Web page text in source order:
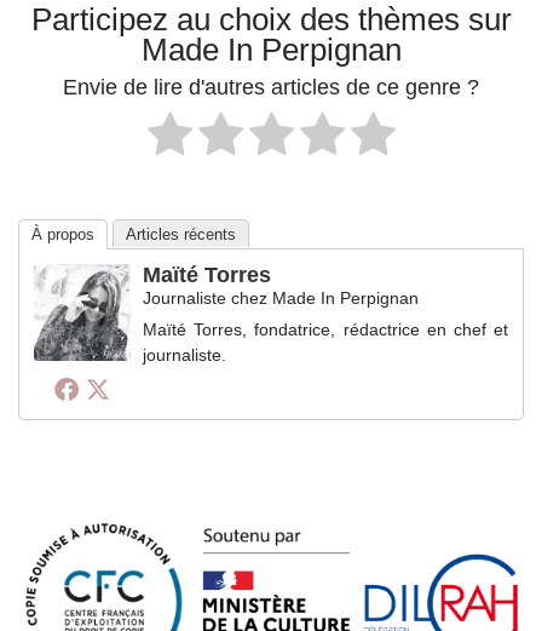
Participez au choix des thèmes sur
Made In Perpignan
Envie de lire d'autres articles de ce genre ?
À propos Articles récents
Maïté Torres
Journaliste chez Made In Perpignan
Maïté Torres, fondatrice, rédactrice en chef et
journaliste.